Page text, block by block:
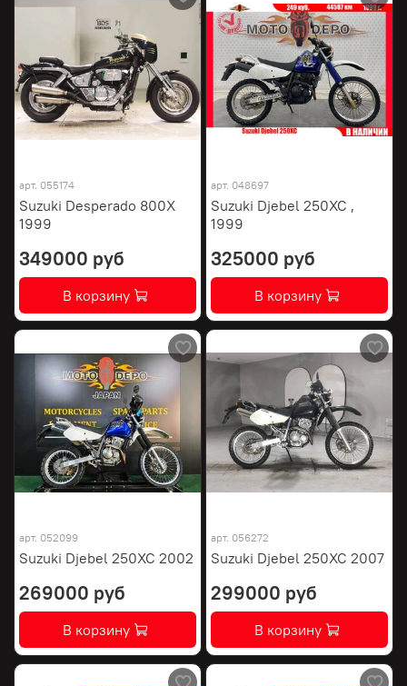
арт. 055174
Suzuki Desperado 800X
1999
349000 руб
В корзину
арт. 048697
Suzuki Djebel 250XC ,
1999
325000 руб
В корзину
арт. 052099
Suzuki Djebel 250XC 2002
269000 руб
В корзину
арт. 056272
Suzuki Djebel 250XC 2007
299000 руб
В корзину